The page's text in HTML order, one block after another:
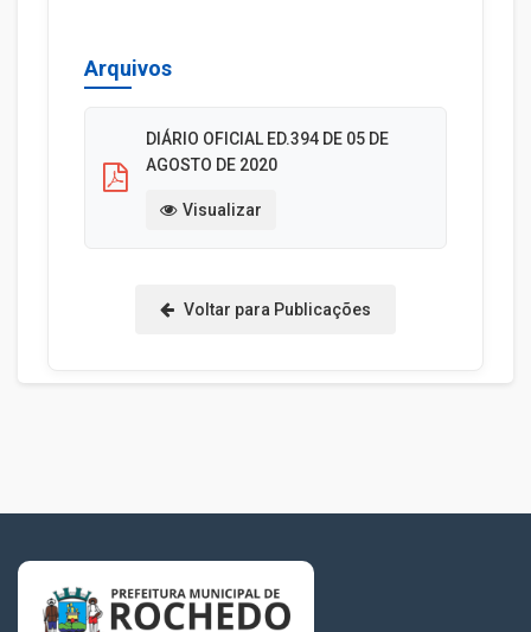
Arquivos
DIÁRIO OFICIAL ED.394 DE 05 DE
AGOSTO DE 2020
Visualizar
Voltar para Publicações